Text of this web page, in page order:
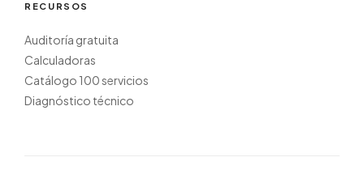
RECURSOS
Auditoría gratuita
Calculadoras
Catálogo 100 servicios
Diagnóstico técnico